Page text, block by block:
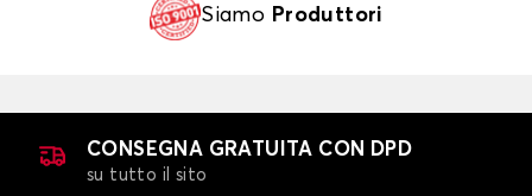
Siamo Produttori
CONSEGNA GRATUITA CON DPD
su tutto il sito